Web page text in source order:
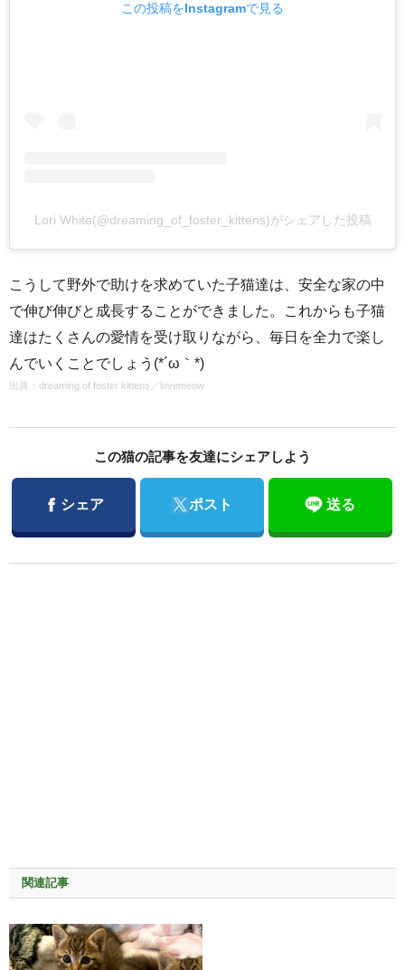
この投稿をInstagramで見る
Lori White(@dreaming_of_foster_kittens)がシェアした投稿
こうして野外で助けを求めていた子猫達は、安全な家の中
で伸び伸びと成長することができました。これからも子猫
達はたくさんの愛情を受け取りながら、毎日を全力で楽し
んでいくことでしょう(*´ω｀*)
出典： dreaming of foster kittens ／ lovemeow
この猫の記事を友達にシェアしよう
Facebook
シェア Twitter
ポスト 送る
関連記事